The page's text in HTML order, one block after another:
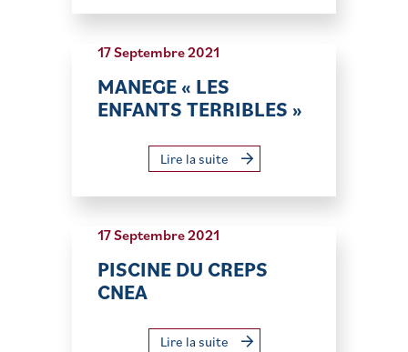
17 Septembre 2021
MANEGE « LES
ENFANTS TERRIBLES »
Lire la suite
17 Septembre 2021
PISCINE DU CREPS
CNEA
Lire la suite